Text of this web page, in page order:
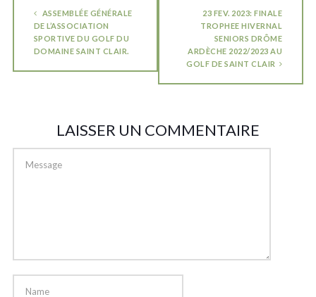
ASSEMBLÉE GÉNÉRALE
DE L’ASSOCIATION
SPORTIVE DU GOLF DU
DOMAINE SAINT CLAIR.
23 FEV. 2023: FINALE
TROPHEE HIVERNAL
SENIORS DRÔME
ARDÈCHE 2022/2023 AU
GOLF DE SAINT CLAIR
LAISSER UN COMMENTAIRE